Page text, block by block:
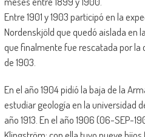
Entre 1901 y 1903 participó en la
Nordenskjöld que quedó aislada en
que finalmente fue rescatada por la
de 1903.
En el año 1904 pidió la baja de la
estudiar geología en la universidad
año 1913. En el año 1906 (06-SEP-